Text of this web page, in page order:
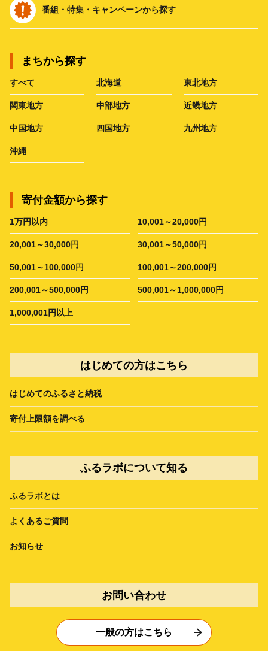
番組・特集・キャンペーンから探す
まちから探す
すべて 北海道 東北地方
関東地方 中部地方 近畿地方
中国地方 四国地方 九州地方
沖縄
寄付金額から探す
1万円以内 10,001～20,000円
20,001～30,000円 30,001～50,000円
50,001～100,000円 100,001～200,000円
200,001～500,000円 500,001～1,000,000円
1,000,001円以上
はじめての方はこちら
はじめてのふるさと納税
寄付上限額を調べる
ふるラボについて知る
ふるラボとは
よくあるご質問
お知らせ
お問い合わせ
一般の方はこちら